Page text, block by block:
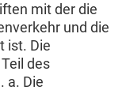
mit der die
und die
ist. Die
des
a. Die